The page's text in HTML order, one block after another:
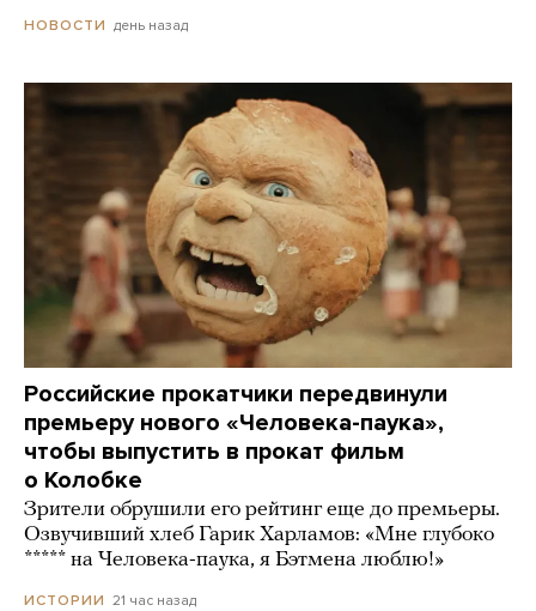
НОВОСТИ день назад
Российские прокатчики передвинули
премьеру нового «Человека-паука»,
чтобы выпустить в прокат фильм
о Колобке
Зрители обрушили его рейтинг еще до премьеры.
Озвучивший хлеб Гарик Харламов: «Мне глубоко
***** на Человека-паука, я Бэтмена люблю!»
ИСТОРИИ 21 час назад